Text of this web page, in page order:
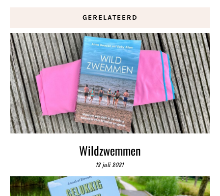
GERELATEERD
Wildzwemmen
13 juli 2021